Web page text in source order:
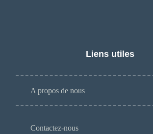
Liens utiles
A propos de nous
Contactez-nous